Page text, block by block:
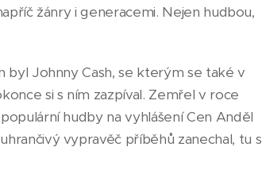
žánry i generacemi. Nejen hudbou,
Johnny Cash, se kterým se také v
si s ním zazpíval. Zemřel v roce
hudby na vyhlášení Cen Anděl
vypravěč příběhů zanechal, tu s